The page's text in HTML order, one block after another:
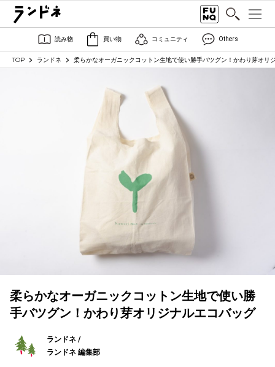
読み物 買い物 コミュニティ Others
TOP ランドネ 柔らかなオーガニックコットン生地で使い勝手バツグン！かわり芽オリ
柔らかなオーガニックコットン生地で使い勝
手バツグン！かわり芽オリジナルエコバッグ
ランドネ /
ランドネ 編集部